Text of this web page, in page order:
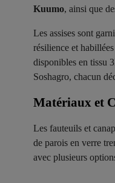
Kuumo, ainsi que
Les assises sont
résilience et
disponibles en tissu
Soshagro, chacun
Matériaux et
Les fauteuils et
de parois en verre
avec plusieurs